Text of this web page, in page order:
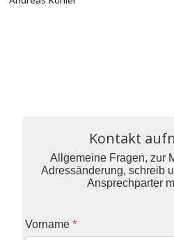
Kontakt
Allgemeine Fragen, zur
Adressänderung, schreib
Ansprechparter
Vorname *